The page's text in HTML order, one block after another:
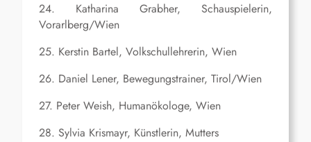
24. Katharina Grabher, Schauspielerin,
Vorarlberg/Wien
25. Kerstin Bartel, Volkschullehrerin, Wien
26. Daniel Lener, Bewegungstrainer, Tirol/Wien
27. Peter Weish, Humanökologe, Wien
28. Sylvia Krismayr, Künstlerin, Mutters